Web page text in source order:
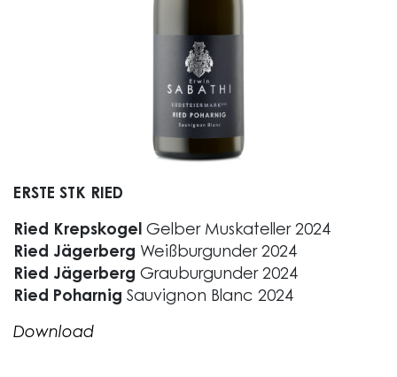
ERSTE STK RIED
Ried Krepskogel Gelber Muskateller 2024
Ried Jägerberg Weißburgunder 2024
Ried Jägerberg Grauburgunder 2024
Ried Poharnig Sauvignon Blanc 2024
Download